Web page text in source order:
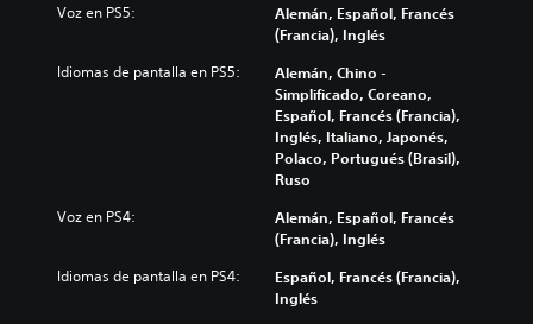
Voz en PS5:
Alemán, Español, Francés
(Francia), Inglés
Idiomas de pantalla en PS5:
Alemán, Chino -
Simplificado, Coreano,
Español, Francés (Francia),
Inglés, Italiano, Japonés,
Polaco, Portugués (Brasil),
Ruso
Voz en PS4:
Alemán, Español, Francés
(Francia), Inglés
Idiomas de pantalla en PS4:
Español, Francés (Francia),
Inglés